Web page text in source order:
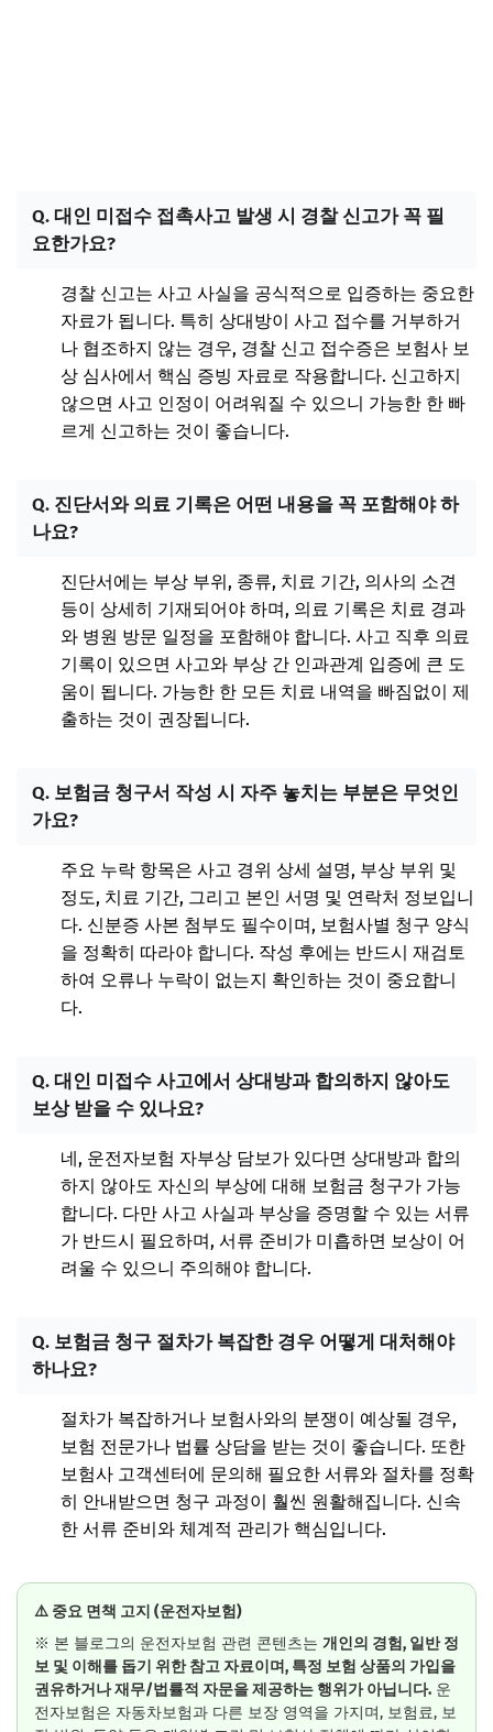
Q. 대인 미접수 접촉사고 발생 시 경찰 신고가 꼭 필
요한가요?
경찰 신고는 사고 사실을 공식적으로 입증하는 중요한
자료가 됩니다. 특히 상대방이 사고 접수를 거부하거
나 협조하지 않는 경우, 경찰 신고 접수증은 보험사 보
상 심사에서 핵심 증빙 자료로 작용합니다. 신고하지
않으면 사고 인정이 어려워질 수 있으니 가능한 한 빠
르게 신고하는 것이 좋습니다.
Q. 진단서와 의료 기록은 어떤 내용을 꼭 포함해야 하
나요?
진단서에는 부상 부위, 종류, 치료 기간, 의사의 소견
등이 상세히 기재되어야 하며, 의료 기록은 치료 경과
와 병원 방문 일정을 포함해야 합니다. 사고 직후 의료
기록이 있으면 사고와 부상 간 인과관계 입증에 큰 도
움이 됩니다. 가능한 한 모든 치료 내역을 빠짐없이 제
출하는 것이 권장됩니다.
Q. 보험금 청구서 작성 시 자주 놓치는 부분은 무엇인
가요?
주요 누락 항목은 사고 경위 상세 설명, 부상 부위 및
정도, 치료 기간, 그리고 본인 서명 및 연락처 정보입니
다. 신분증 사본 첨부도 필수이며, 보험사별 청구 양식
을 정확히 따라야 합니다. 작성 후에는 반드시 재검토
하여 오류나 누락이 없는지 확인하는 것이 중요합니
다.
Q. 대인 미접수 사고에서 상대방과 합의하지 않아도
보상 받을 수 있나요?
네, 운전자보험 자부상 담보가 있다면 상대방과 합의
하지 않아도 자신의 부상에 대해 보험금 청구가 가능
합니다. 다만 사고 사실과 부상을 증명할 수 있는 서류
가 반드시 필요하며, 서류 준비가 미흡하면 보상이 어
려울 수 있으니 주의해야 합니다.
Q. 보험금 청구 절차가 복잡한 경우 어떻게 대처해야
하나요?
절차가 복잡하거나 보험사와의 분쟁이 예상될 경우,
보험 전문가나 법률 상담을 받는 것이 좋습니다. 또한
보험사 고객센터에 문의해 필요한 서류와 절차를 정확
히 안내받으면 청구 과정이 훨씬 원활해집니다. 신속
한 서류 준비와 체계적 관리가 핵심입니다.
⚠️ 중요 면책 고지 (운전자보험)
※ 본 블로그의 운전자보험 관련 콘텐츠는 개인의 경험, 일반 정
보 및 이해를 돕기 위한 참고 자료이며, 특정 보험 상품의 가입을
권유하거나 재무/법률적 자문을 제공하는 행위가 아닙니다. 운
전자보험은 자동차보험과 다른 보장 영역을 가지며, 보험료, 보